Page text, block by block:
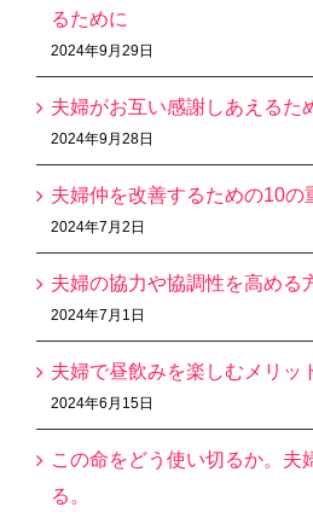
るために
2024年9月29日
夫婦がお互い感謝しあえるた
2024年9月28日
夫婦仲を改善するための10の
2024年7月2日
夫婦の協力や協調性を高める
2024年7月1日
夫婦で昼飲みを楽しむメリッ
2024年6月15日
この命をどう使い切るか。夫
る。